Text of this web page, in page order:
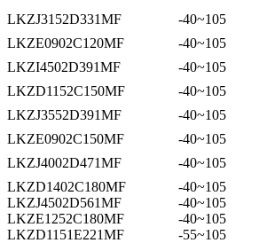
LKZJ3152D331MF
-40~105
LKZE0902C120MF
-40~105
LKZI4502D391MF
-40~105
LKZD1152C150MF
-40~105
LKZJ3552D391MF
-40~105
LKZE0902C150MF
-40~105
LKZJ4002D471MF
-40~105
LKZD1402C180MF
-40~105
LKZJ4502D561MF
-40~105
LKZE1252C180MF
-40~105
LKZD1151E221MF
-55~105